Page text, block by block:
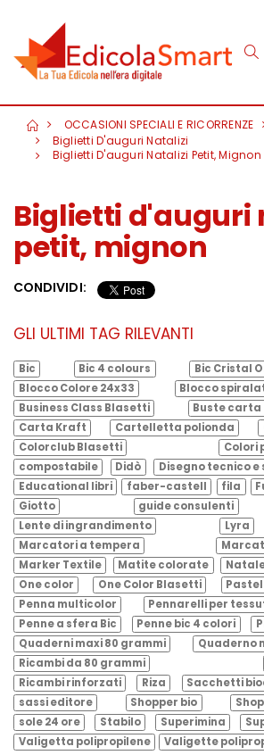
OCCASIONI SPECIALI E RICORRENZE
Biglietti D'auguri Natalizi
Biglietti D'auguri Natalizi Petit, Mignon
Biglietti d'auguri
petit, mignon
CONDIVIDI:
GLI ULTIMI TAG RILEVANTI
Bic Bic 4 colours Bic Cristal
Blocco Colore 24x33
Blocco
Business Class Blasetti
Buste carta
Carta Kraft
Cartelletta polionda
Colorclub Blasetti
Colori
compostabile
Didò Disegno tecnico
Educational libri
faber-castell fila
Giotto
guide consulenti
Lente di ingrandimento
Lyra
Marcatori a tempera
Marker Textile
Matite colorate
One color
One Color Blasetti
Penna multicolor
Pennarelli per
Penne a sfera Bic
Penne bic 4 colori
Quaderni maxi 80 grammi
Quaderno
Ricambi da 80 grammi
Ricambi rinforzati
Riza Sacchetti
sassi editore
Shopper bio
sole 24 ore
Stabilo Superimina
Valigetta polipropilene
Valigette